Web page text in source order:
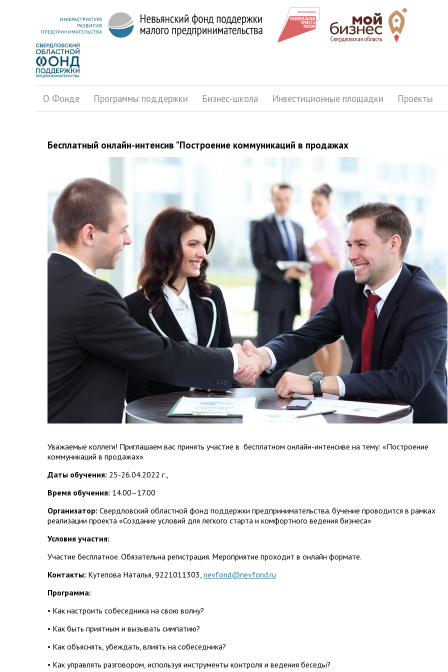
О Фонде Программы поддержки Бизнес-школа Инвестиционные площадки Проекты
Бесплатный онлайн-интенсив "Построение коммуникаций в продажах
Уважаемые коллеги! Приглашаем вас принять участие в бесплатном онлайн-интенсиве на тему: «Построение
коммуникаций в продажах»
Даты обучения: 25-26.04.2022 г.,
Время обучения: 14.00–17.00
Организатор: Свердловский областной фонд поддержки предпринимательства. бучение проводится в рамках
реализации проекта «Создание условий для легкого старта и комфортного ведения бизнеса»
Условия участия:
Участие бесплатное. Обязательна регистрация. Мероприятие проходит в онлайн формате.
Контакты: Кутепова Наталья, 9221011303, nevfond@nevfond.ru
Программа:
• Как настроить собеседника на свою волну?
• Как быть приятным и вызывать симпатию?
• Как объяснять, убеждать, влиять на собеседника?
• Как управлять разговором, используя инструменты контроля и ведения беседы?